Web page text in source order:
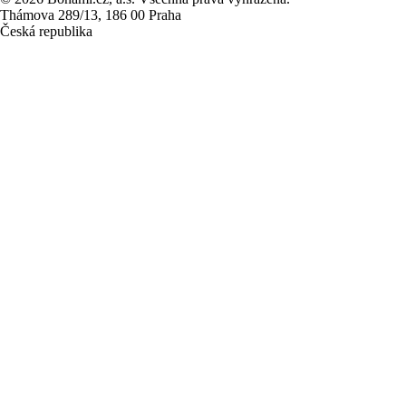
Thámova 289/13, 186 00 Praha
Česká republika